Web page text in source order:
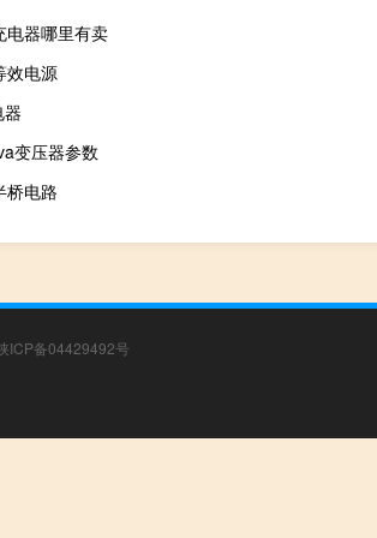
电器哪里有卖
效电源
变压器参数
桥电路
ICP备04429492号